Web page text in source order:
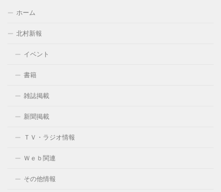
ホーム
北村新報
イベント
書籍
雑誌掲載
新聞掲載
ＴＶ・ラジオ情報
Ｗｅｂ関連
その他情報